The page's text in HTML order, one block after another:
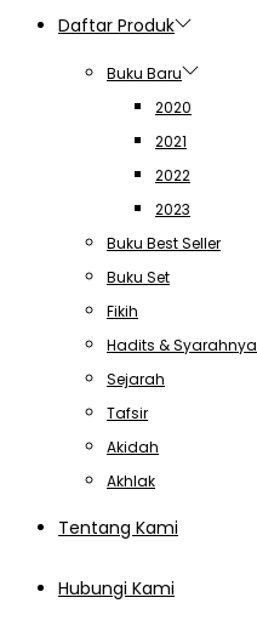
Daftar Produk
Buku Baru
2020
2021
2022
2023
Buku Best Seller
Buku Set
Fikih
Hadits & Syarahnya
Sejarah
Tafsir
Akidah
Akhlak
Tentang Kami
Hubungi Kami